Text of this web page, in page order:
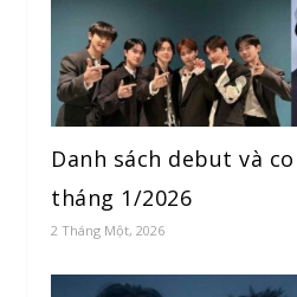
Danh sách debut và
tháng 1/2026
2 Tháng Một, 2026